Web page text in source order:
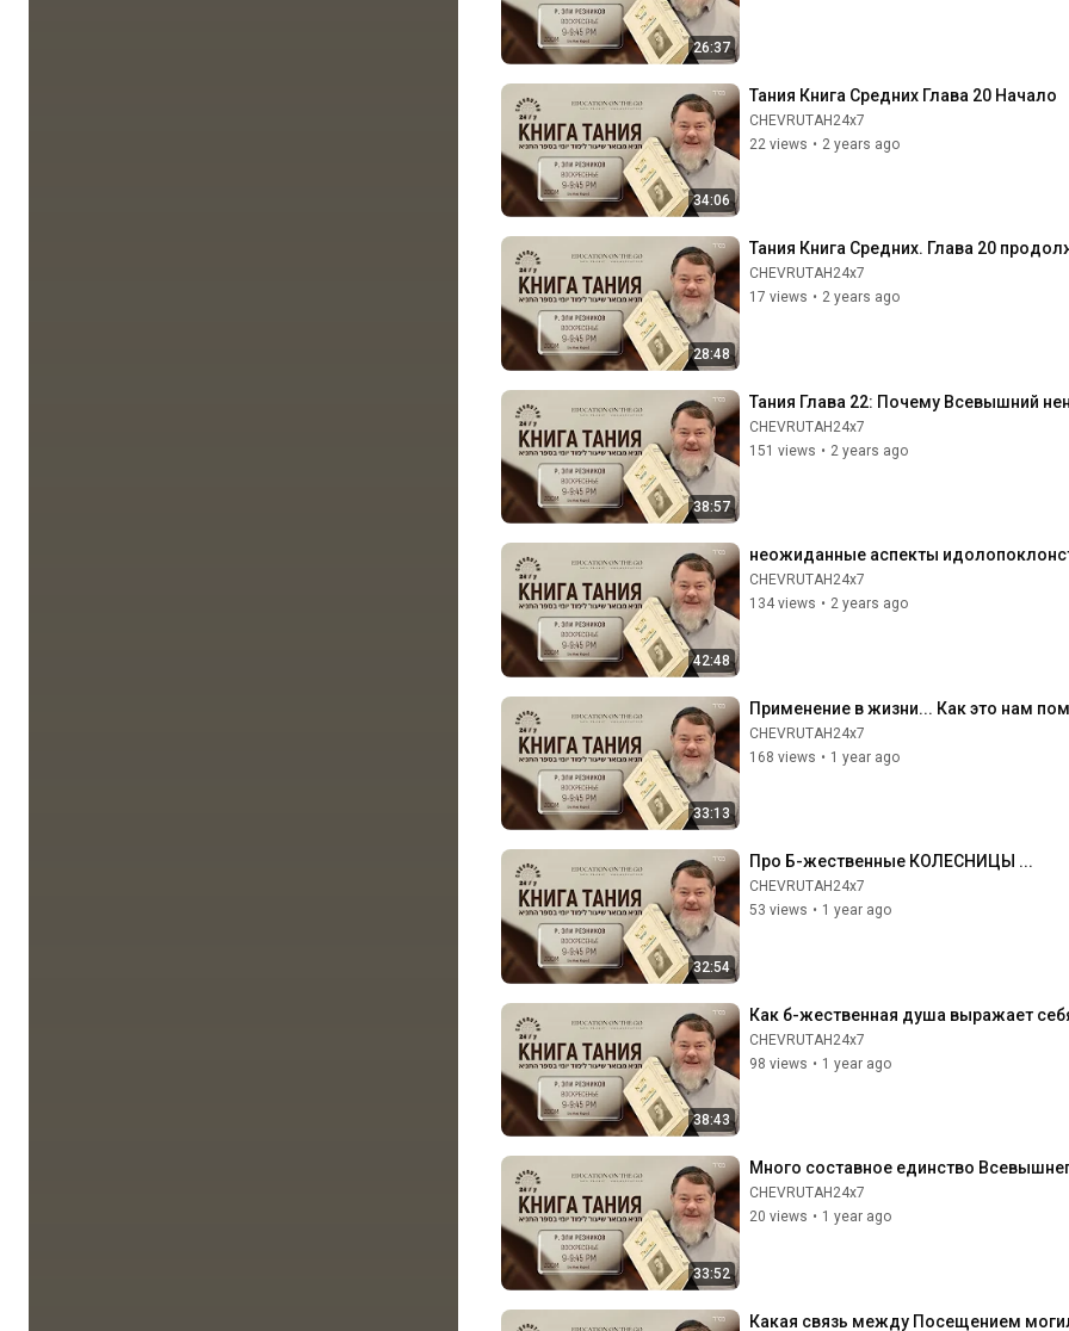
26:37
34:06
Тания Книга Средних Глава 20 Начало
CHEVRUTAH24x7
22 views • 2 years ago
28:48
Тания Книга Средних. Глава 20
CHEVRUTAH24x7
17 views • 2 years ago
38:57
Тания Глава 22: Почему Всевышний
CHEVRUTAH24x7
151 views • 2 years ago
42:48
неожиданные аспекты
CHEVRUTAH24x7
134 views • 2 years ago
33:13
Применение в жизни... Как это нам
CHEVRUTAH24x7
168 views • 1 year ago
32:54
Про Б-жественные КОЛЕСНИЦЫ ...
CHEVRUTAH24x7
53 views • 1 year ago
38:43
Как б-жественная душа выражает
CHEVRUTAH24x7
98 views • 1 year ago
33:52
Много составное единство
CHEVRUTAH24x7
20 views • 1 year ago
Какая связь между Посещением